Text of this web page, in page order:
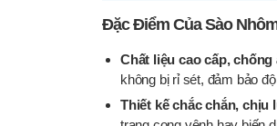
Đặc Điểm Của Sào
Chất liệu cao cấp, chống
không bị rỉ sét, đảm bảo
Thiết kế chắc chắn,